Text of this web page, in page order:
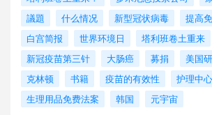
議題
什么情况 新型冠状病毒 提高
白宫简报
世界环境日 塔利班卷土重来
新冠疫苗第三针
大肠癌 募捐 美国
克林顿
书籍 疫苗的有效性
护理中心
生理用品免费法案
韩国 元宇宙